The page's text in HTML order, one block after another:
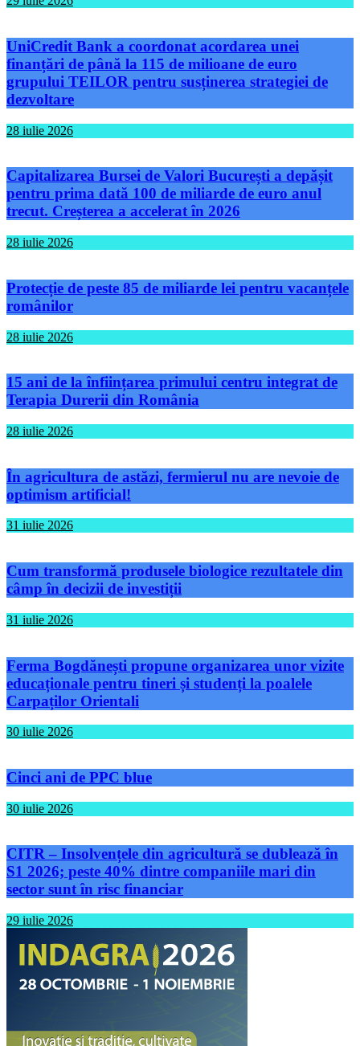
UniCredit Bank a coordonat acordarea unei
finanțări de până la 115 de milioane de euro
grupului TEILOR pentru susținerea strategiei de
dezvoltare
28 iulie 2026
Capitalizarea Bursei de Valori București a depășit
pentru prima dată 100 de miliarde de euro anul
trecut. Creșterea a accelerat în 2026
28 iulie 2026
Protecție de peste 85 de miliarde lei pentru vacanțele
românilor
28 iulie 2026
15 ani de la înființarea primului centru integrat de
Terapia Durerii din România
28 iulie 2026
În agricultura de astăzi, fermierul nu are nevoie de
optimism artificial!
31 iulie 2026
Cum transformă produsele biologice rezultatele din
câmp în decizii de investiții
31 iulie 2026
Ferma Bogdănești propune organizarea unor vizite
educaționale pentru tineri și studenți la poalele
Carpaților Orientali
30 iulie 2026
Cinci ani de PPC blue
30 iulie 2026
CITR – Insolvențele din agricultură se dublează în
S1 2026; peste 40% dintre companiile mari din
sector sunt în risc financiar
29 iulie 2026